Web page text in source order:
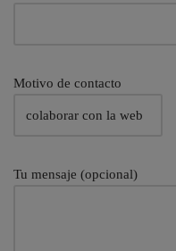
Motivo de contacto
Tu mensaje (opcional)